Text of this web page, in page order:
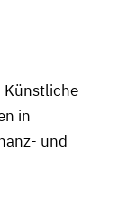
Künstliche
in
und